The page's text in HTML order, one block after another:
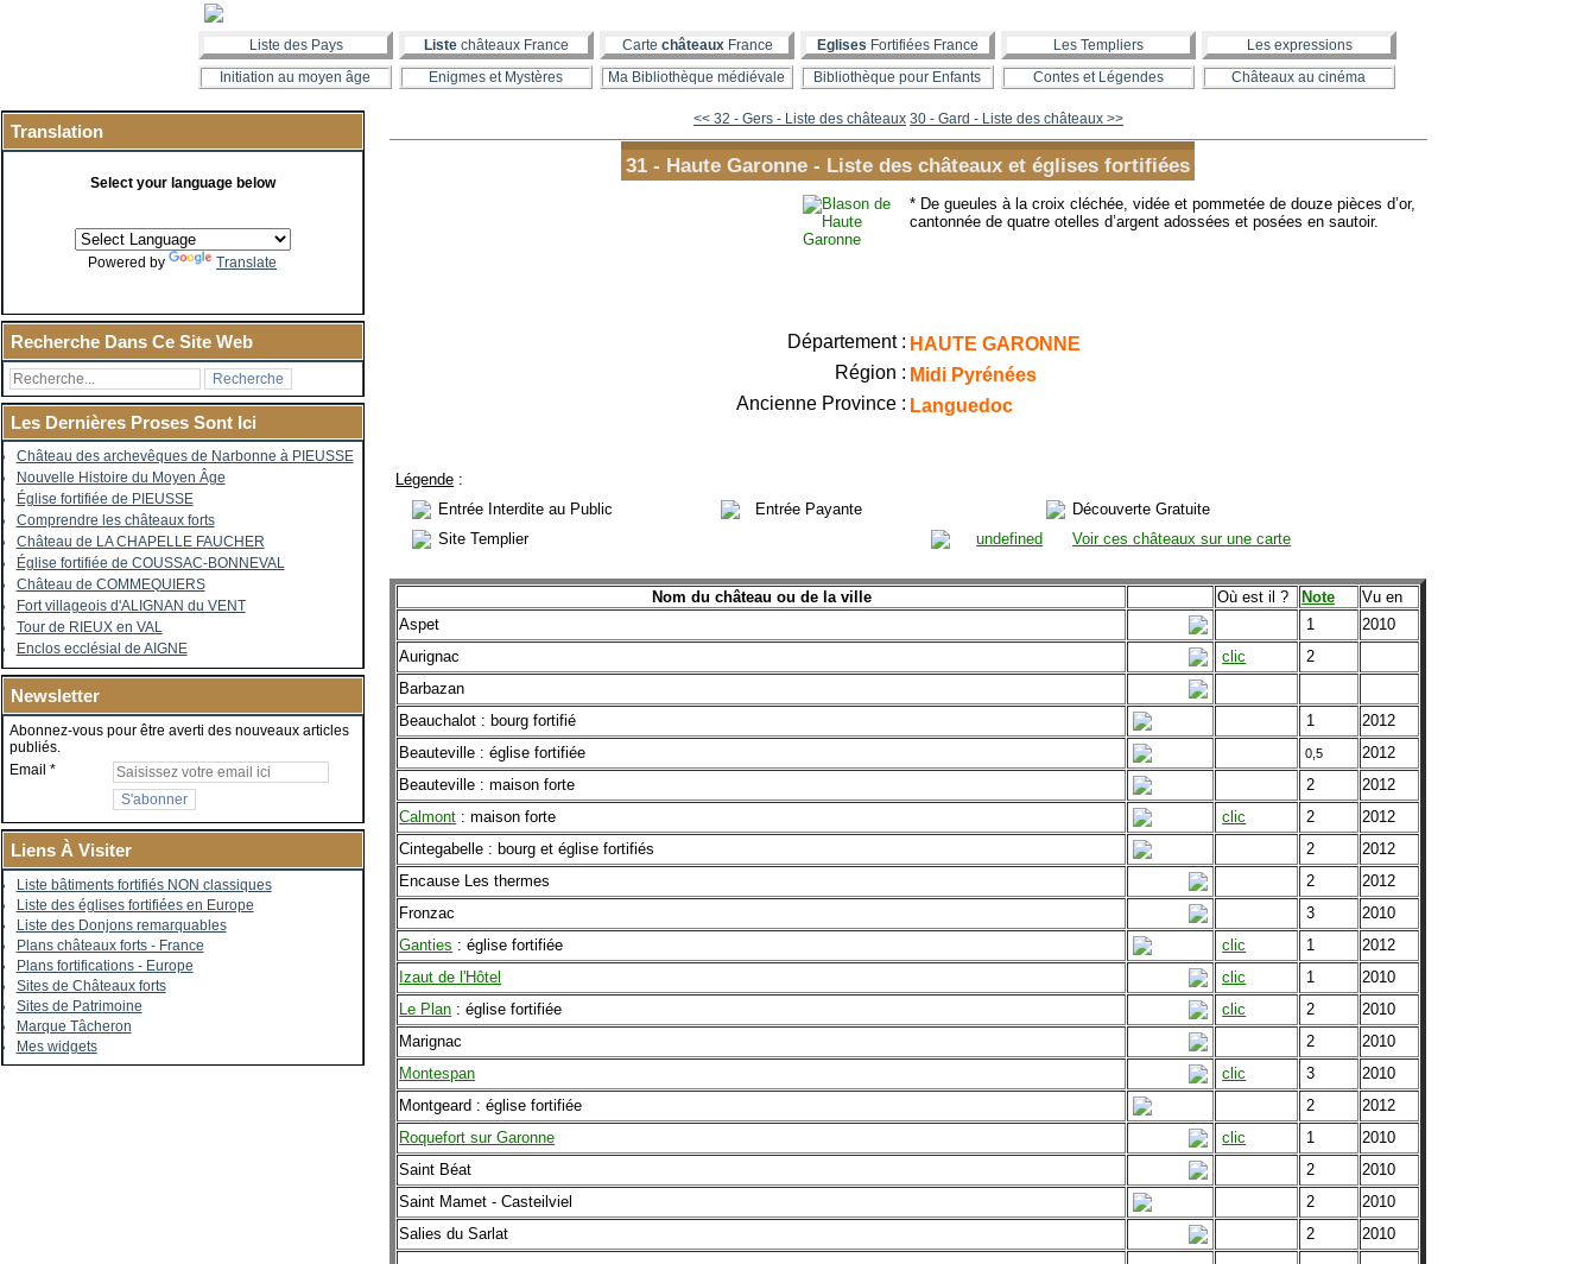
Liste des Pays Liste châteaux France Carte châteauxFrance Eglises Fortifiées France Les Templiers
Les expressions
Initiation au moyen âge
Enigmes et Mystères Ma Bibliothèque médiévale Bibliothèque pour Enfants Contes et Légendes Châteaux au cinéma
Translation
Select your language below
Powered by Translate
Recherche Dans Ce Site Web
Les Dernières Proses Sont Ici
Château des archevêques de Narbonne à PIEUSSE
Nouvelle Histoire du Moyen Âge
Église fortifiée de PIEUSSE
Comprendre les châteaux forts
Château de LA CHAPELLE FAUCHER
Église fortifiée de COUSSAC-BONNEVAL
Château de COMMEQUIERS
Fort villageois d'ALIGNAN du VENT
Tour de RIEUX en VAL
Enclos ecclésial de AIGNE
Newsletter
Abonnez-vous pour être averti des nouveaux articles
publiés.
Email
Liens À Visiter
Liste bâtiments fortifiés NON classiques
Liste des églises fortifiées en Europe
Liste des Donjons remarquables
Plans châteaux forts - France
Plans fortifications - Europe
Sites de Châteaux forts
Sites de Patrimoine
Marque Tâcheron
Mes widgets
<< 32 - Gers - Liste des châteaux 30 - Gard - Liste des châteaux >>
31 - Haute Garonne - Liste des châteaux et églises fortifiées
* De gueules à la croix cléchée, vidée et pommetée de douze pièces d’or,
cantonnée de quatre otelles d’argent adossées et posées en sautoir.
Département : HAUTE GARONNE
Région : Midi Pyrénées
Ancienne Province : Languedoc
Légende :
Entrée Interdite au Public
Entrée Payante
Découverte Gratuite
Site Templier
Voir ces châteaux sur une carte
Nom du château ou de la ville Où est il ? Note
Vu en
Aspet
1
2010
Aurignac
clic
2
Barbazan
Beauchalot : bourg fortifié
1
2012
Beauteville : église fortifiée
0,5
2012
Beauteville : maison forte
2
2012
Calmont : maison forte clic 2
2012
Cintegabelle : bourg et église fortifiés
2
2012
Encause Les thermes
2
2012
Fronzac
3
2010
Ganties : église fortifiée clic 1
2012
Izaut de l'Hôtel
clic 1
2010
Le Plan : église fortifiée clic 2
2010
Marignac
2
2010
Montespan
clic 3
2010
Montgeard : église fortifiée
2
2012
Roquefort sur Garonne
clic 1
2010
Saint Béat
2
2010
Saint Mamet - Casteilviel
2
2010
Salies du Sarlat
2 2010